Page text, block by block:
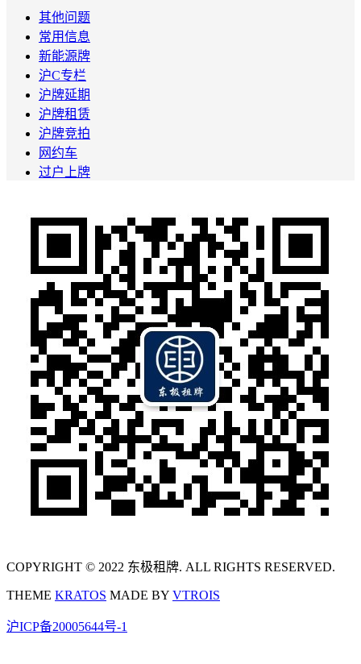
其他问题
常用信息
新能源牌
沪C专栏
沪牌延期
沪牌租赁
沪牌竞拍
网约车
过户上牌
COPYRIGHT © 2022 东极租牌. ALL RIGHTS RESERVED.
THEME KRATOS MADE BY VTROIS
沪ICP备20005644号-1